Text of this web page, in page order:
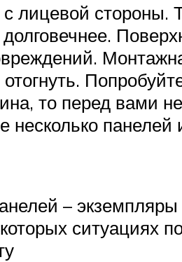
стороны.
то перед вами
несколько
– экземпляры
ситуациях